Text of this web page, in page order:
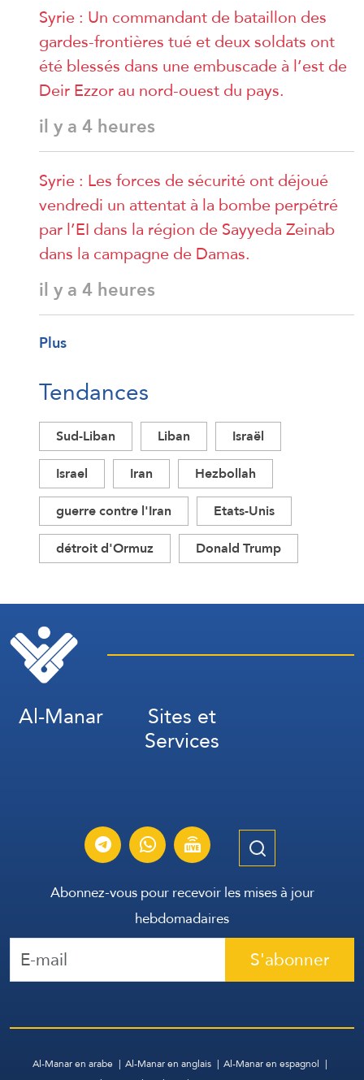
Syrie : Un commandant de bataillon des
gardes-frontières tué et deux soldats ont
été blessés dans une embuscade à l’est de
Deir Ezzor au nord-ouest du pays.
il y a 4 heures
Syrie : Les forces de sécurité ont déjoué
vendredi un attentat à la bombe perpétré
par l’EI dans la région de Sayyeda Zeinab
dans la campagne de Damas.
il y a 4 heures
Plus
Tendances
Sud-Liban Liban
Israël
Israel
Iran
Hezbollah
guerre contre l'Iran
Etats-Unis
détroit d'Ormuz
Donald Trump
Al-Manar Sites et
Services
Abonnez-vous pour recevoir les mises à jour
hebdomadaires
S'abonner
Al-Manar en arabe Al-Manar en anglais
Al-Manar en espagnol